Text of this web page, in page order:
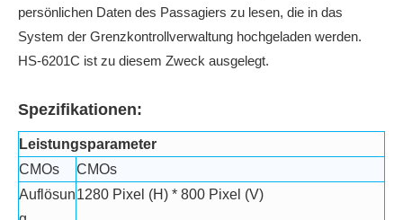
persönlichen Daten des Passagiers zu lesen, die in das
System der Grenzkontrollverwaltung hochgeladen werden.
HS-6201C ist zu diesem Zweck ausgelegt.
Spezifikationen:
Leistungsparameter
CMOs
CMOs
Auflösun1280 Pixel (H) * 800 Pixel (V)